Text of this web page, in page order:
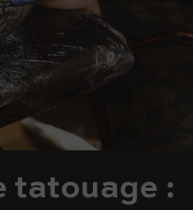
tatouage :